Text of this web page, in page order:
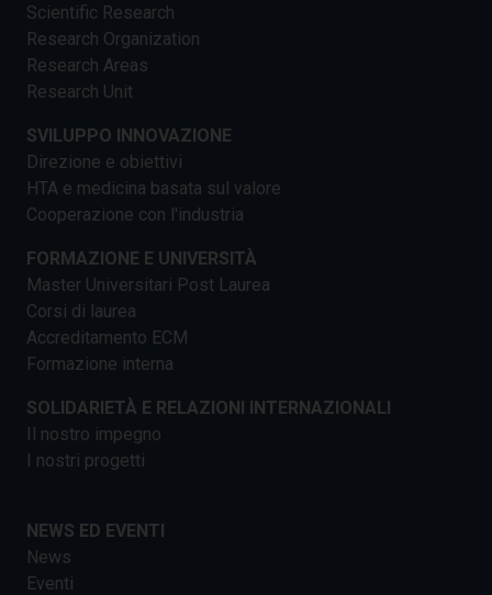
Scientific Research
Research Organization
Research Areas
Research Unit
SVILUPPO INNOVAZIONE
Direzione e obiettivi
HTA e medicina basata sul valore
Cooperazione con l'industria
FORMAZIONE E UNIVERSITÀ
Master Universitari Post Laurea
Corsi di laurea
Accreditamento ECM
Formazione interna
SOLIDARIETÀ E RELAZIONI INTERNAZIONALI
Il nostro impegno
I nostri progetti
NEWS ED EVENTI
News
Eventi